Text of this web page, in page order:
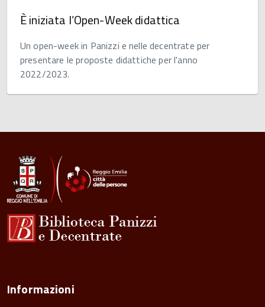
È iniziata l’Open-Week didattica
Un open-week in Panizzi e nelle decentrate per
presentare le proposte didattiche per l'anno
2022/2023.
Informazioni